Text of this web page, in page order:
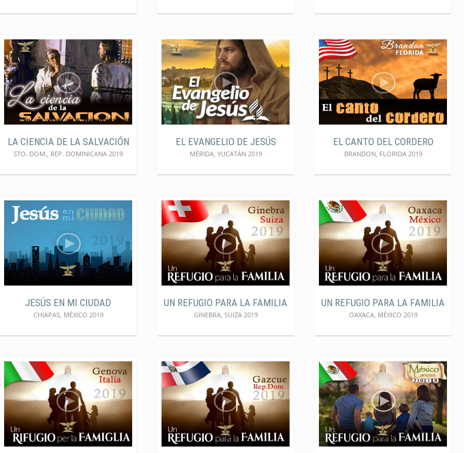
LA CIENCIA DE LA SALVACIÓN
STO. DOM., REP. DOMINICANA 2019
EL EVANGELIO DE JESÚS
MÉRIDA, YUCATÁN 2019
EL CANTO DEL CORDERO
BRANDON, FLORIDA 2019
JESÚS EN MI CIUDAD
CHIAPAS, MÉXICO 2019
UN REFUGIO PARA LA FAMILIA
GINEBRA, SUIZA 2019
UN REFUGIO PARA LA FAMILIA
OAXACA, MÉXICO 2019